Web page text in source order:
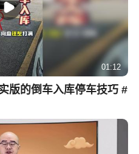
01:12
版的倒车入库停车技巧 #